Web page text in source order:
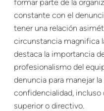
formar parte de la
constante con el
tener una relación
circunstancia magnifica
destaca la importancia
profesionalismo del
denuncia para manejar
confidencialidad, incluso
superior o directivo.